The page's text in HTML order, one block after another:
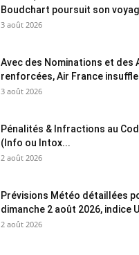
Boudchart poursuit son
3 août 2026
Avec des Nominations et des
renforcées, Air France insuffle
3 août 2026
Pénalités & Infractions au
(Info ou Intox...
2 août 2026
Prévisions Météo détaillées
dimanche 2 août 2026, indice
2 août 2026